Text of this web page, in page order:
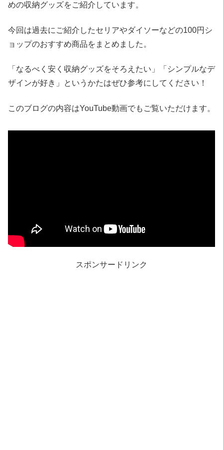
めの収納グッズをご紹介しています。
今回は過去にご紹介したセリアやダイソーなどの100円シ
ョップのおすすめ商品をまとめました。
「なるべく安く収納グッズをそろえたい」「シンプルなデ
ザインが好き」というかたはぜひ参考にしてください！
このブログの内容はYouTube動画でもご覧いただけます。
スポンサードリンク